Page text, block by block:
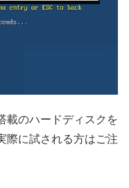
載のハードディスクを
際に試される方はご注